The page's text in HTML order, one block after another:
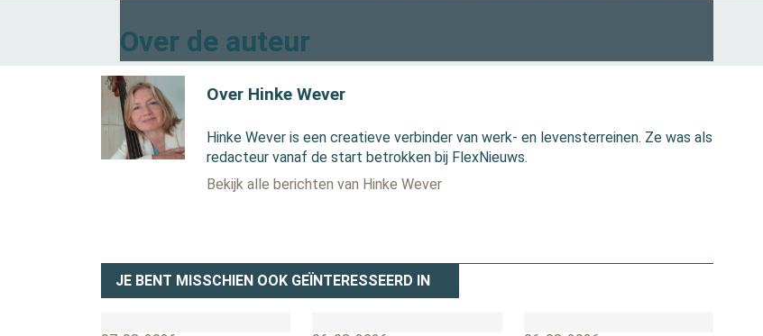
Over de auteur
Over Hinke Wever
Hinke Wever is een creatieve verbinder van werk- en levensterreinen. Ze was als
redacteur vanaf de start betrokken bij FlexNieuws.
Bekijk alle berichten van Hinke Wever
JE BENT MISSCHIEN OOK GEÏNTERESSEERD IN